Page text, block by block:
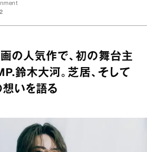
の人気作で、初の舞台主
鈴木大河。芝居、そして
いを語る